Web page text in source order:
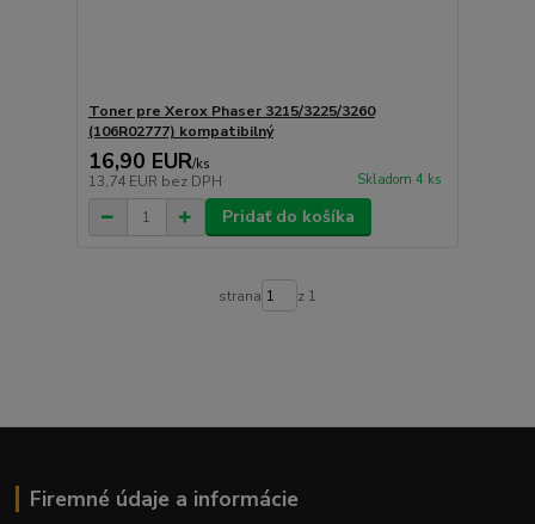
Toner pre Xerox Phaser 3215/3225/3260
(106R02777) kompatibilný
16,90 EUR/ks
13,74 EUR bez DPH Skladom 4 ks
Pridať do košíka
strana z 1
Firemné údaje a informácie